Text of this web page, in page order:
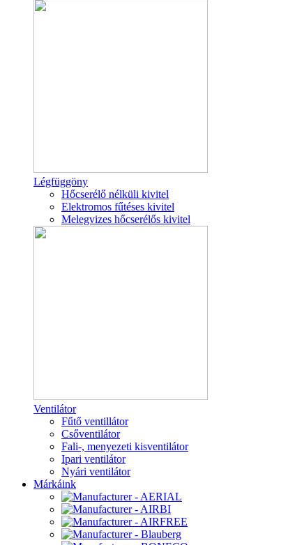
Légfüggöny
Hőcserélő nélküli kivitel
Elektromos fűtéses kivitel
Melegvizes hőcserélős kivitel
Ventilátor
Fűtő ventillátor
Csőventilátor
Fali-, menyezeti kisventilátor
Ipari ventilátor
Nyári ventilátor
Márkáink